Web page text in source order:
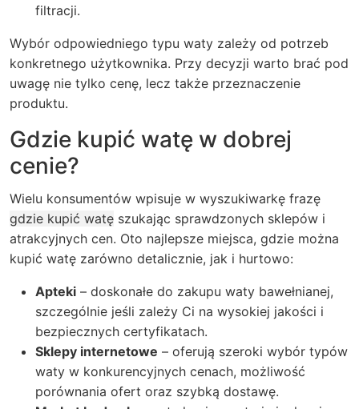
filtracji.
Wybór odpowiedniego typu waty zależy od potrzeb
konkretnego użytkownika. Przy decyzji warto brać pod
uwagę nie tylko cenę, lecz także przeznaczenie
produktu.
Gdzie kupić watę w dobrej
cenie?
Wielu konsumentów wpisuje w wyszukiwarkę frazę
gdzie kupić watę szukając sprawdzonych sklepów i
atrakcyjnych cen. Oto najlepsze miejsca, gdzie można
kupić watę zarówno detalicznie, jak i hurtowo:
Apteki – doskonałe do zakupu waty bawełnianej,
szczególnie jeśli zależy Ci na wysokiej jakości i
bezpiecznych certyfikatach.
Sklepy internetowe – oferują szeroki wybór typów
waty w konkurencyjnych cenach, możliwość
porównania ofert oraz szybką dostawę.